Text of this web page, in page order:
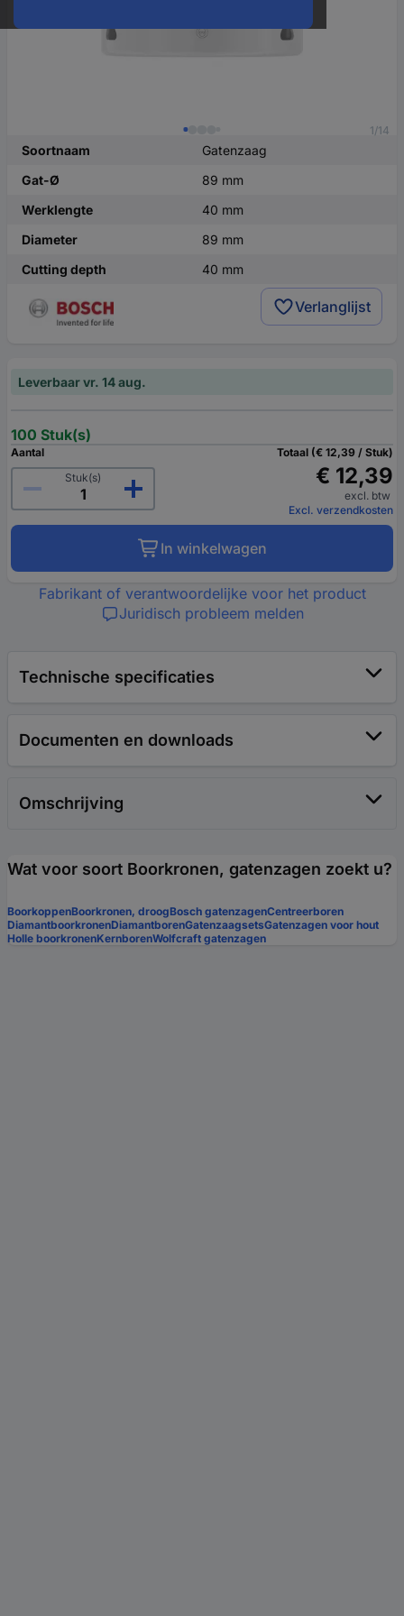
1/14
Soortnaam
Gatenzaag
Gat-Ø
89 mm
Werklengte
40 mm
Diameter
89 mm
Cutting depth
40 mm
Verlanglijst
Leverbaar vr. 14 aug.
100 Stuk(s)
Aantal
Stuk(s)
Totaal (€ 12,39 / Stuk)
€ 12,39
excl. btw
Excl. verzendkosten
In winkelwagen
Fabrikant of verantwoordelijke voor het product
Juridisch probleem melden
Technische specificaties
Documenten en downloads
Omschrijving
Wat voor soort Boorkronen, gatenzagen zoekt u?
BoorkoppenBoorkronen, droogBosch gatenzagenCentreerboren
DiamantboorkronenDiamantborenGatenzaagsetsGatenzagen voor hout
Holle boorkronenKernborenWolfcraft gatenzagen